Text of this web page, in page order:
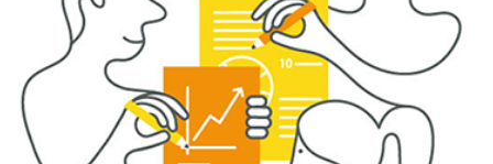
l
a
n